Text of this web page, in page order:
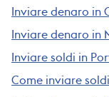
Inviare denaro in
Inviare denaro in
Inviare soldi in
Come inviare